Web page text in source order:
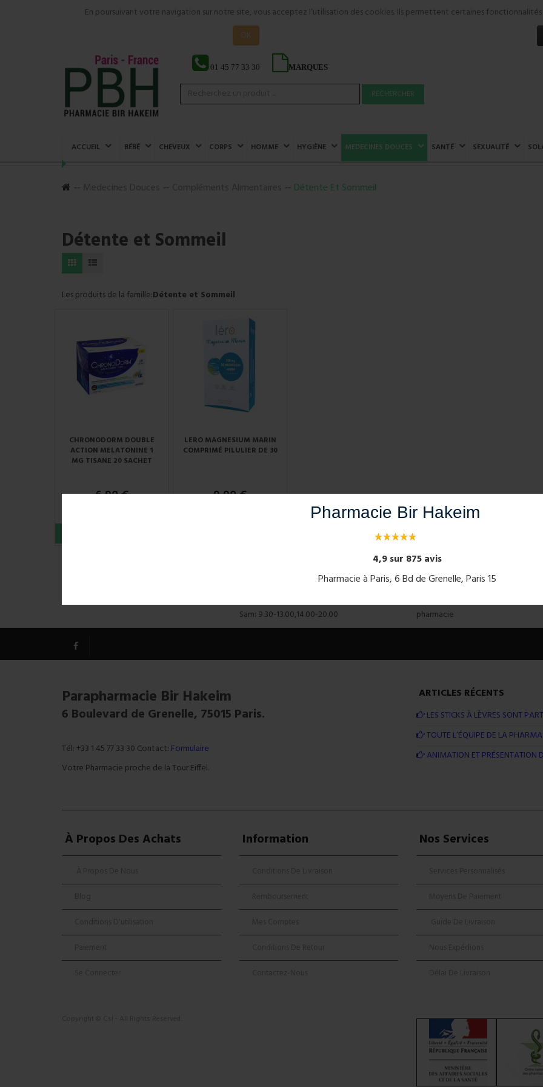
Pharmacie Bir Hakeim
4,9 sur 875 avis
Pharmacie à Paris, 6 Bd de Grenelle, Paris 15
En poursuivant votre navigation sur notre site, vous acceptez l’utilisation des cookies. Ils permettent certaines
OK
01 45 77 33 30 MARQUES
RECHERCHER
ACCUEIL BÉBÉ CHEVEUX CORPS HOMME HYGIÈNE MEDECINES DOUCES SANTÉ SEXUALITÉ
Détente Et Sommeil
Détente et Sommeil
Les produits de la famille:Détente et Sommeil
CHRONODORM DOUBLE
ACTION MELATONINE 1
MG TISANE 20 SACHET
6,90 €
LERO MAGNESIUM MARIN
COMPRIMÉ PILULIER DE 30
9,90 €
Commandez maintenant !
Lun- Ven: 8.00 - 21.00
Sam: 9.30-13.00,14.00-20.00
Transport
Bir Hakeim, Métro et RER en face
pharmacie
Parapharmacie Bir Hakeim
6 Boulevard de Grenelle, 75015 Paris.
Tél: +33 1 45 77 33 30 Contact: Formulaire
Votre Pharmacie proche de la Tour Eiffel.
ARTICLES RÉCENTS
LES STICKS À LÈVRES SONT
TOUTE L’ÉQUIPE DE LA
ANIMATION ET PRÉSENTATION
À Propos Des Achats Information Nos Services